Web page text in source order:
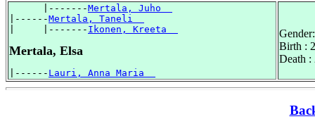
      |-------
Mertala, Juho
|------Mertala, Taneli
|     |------- Ikonen, Kreeta
Mertala, Elsa
|------ Lauri, Anna Maria
Birth :
Death :